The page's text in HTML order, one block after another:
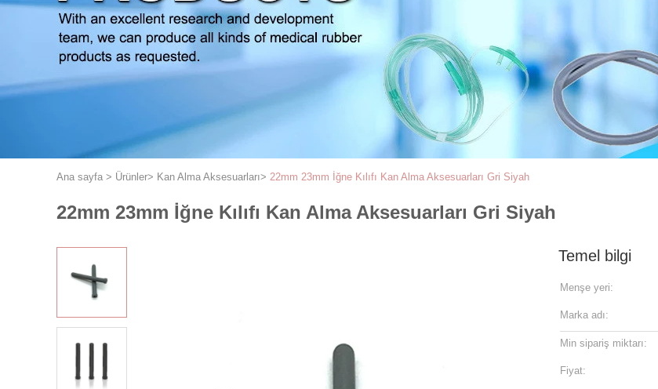
Ana sayfa > Ürünler> Kan Alma Aksesuarları> 22mm 23mm İğne Kılıfı Kan Alma Aksesuarları Gri Siyah
22mm 23mm İğne Kılıfı Kan Alma Aksesuarları Gri Siyah
Temel bilgi
Menşe yeri:
Marka adı:
Min sipariş miktarı:
Fiyat: